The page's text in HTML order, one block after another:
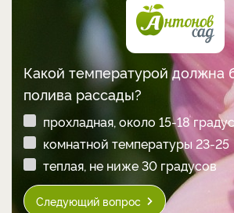
Какой температурой должна
полива рассады?
прохладная, около 15-18
комнатной температуры 23-25
теплая, не ниже 30 градусов
Следующий вопрос